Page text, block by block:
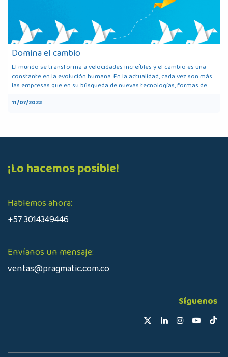
Domina el cambio
El mundo se transforma a velocidades increíbles y el cambio es una
constante en la evolución humana. En la actualidad, cada vez son más
las empresas que en su búsqueda de nuevas tecnologías, formas de...
11/07/2023
¡Lo hacemos posible!
Hablemos ahora:
+57 3014349446
Envíanos un mensaje:
ventas@pragmatic.com.co
Síguenos